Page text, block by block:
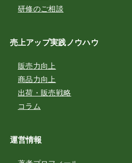
研修のご相談
売上アップ実践ノウハウ
販売力向上
商品力向上
出荷・販売戦略
コラム
運営情報